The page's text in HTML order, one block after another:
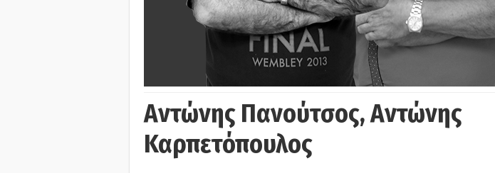
Αντώνης Πανούτσος, Αντώνης
Καρπετόπουλος